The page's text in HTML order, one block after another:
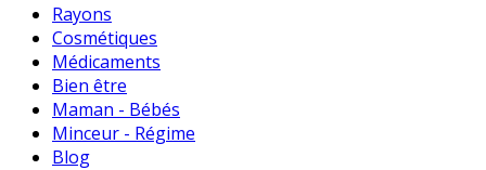
Rayons
Cosmétiques
Médicaments
Bien être
Maman - Bébés
Minceur - Régime
Blog